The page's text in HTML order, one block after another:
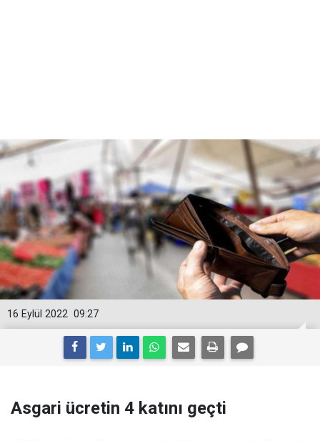
09:27
16 Eylül 2022
Asgari ücretin 4 katını geçti